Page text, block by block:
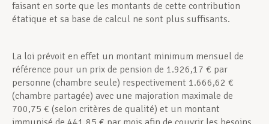
faisant en sorte que les montants de cette contribution
étatique et sa base de calcul ne sont plus suffisants.
La loi prévoit en effet un montant minimum mensuel de
référence pour un prix de pension de 1.926,17 € par
personne (chambre seule) respectivement 1.666,62 €
(chambre partagée) avec une majoration maximale de
700,75 € (selon critères de qualité) et un montant